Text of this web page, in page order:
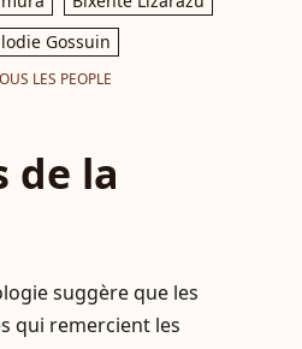
Gossuin
LES PEOPLE
de la
suggère que les
qui remercient les